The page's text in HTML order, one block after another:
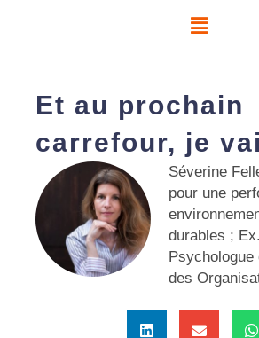
Et au prochain
carrefour, je
Séverine
pour une
durables ;
des